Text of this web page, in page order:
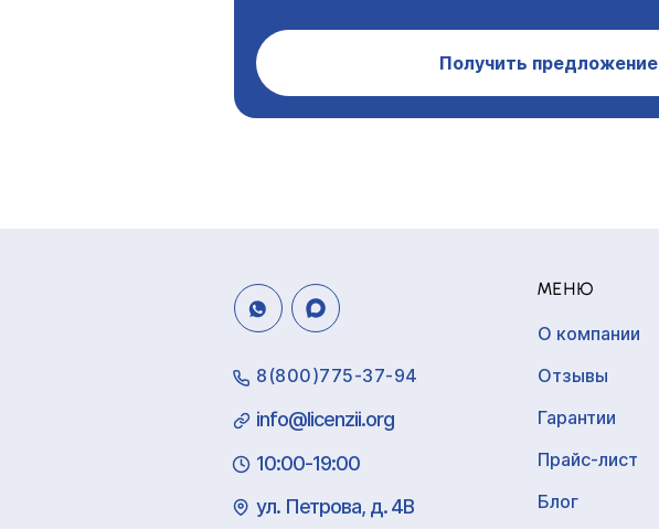
Получить предложение
8(800)775-37-94
info@licenzii.org
10:00-19:00
ул. Петрова, д. 4В
МЕНЮ
О компании
Отзывы
Гарантии
Прайс-лист
Блог